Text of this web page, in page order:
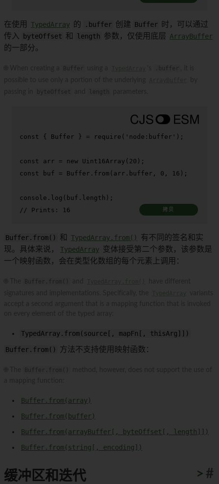
在使用 TypedArray 的 .buffer 创建 Buffer
时，可以通过
传入
byteOffset 和 length 参数，仅使用底层 ArrayBuffer
的一部分。
const { Buffer } = require ( 'node:buffer' );
const arr = new Uint16Array ( 20
const buf = Buffer . from (arr. buffer , 0 , 16 );
console . log (buf. length
// Prints: 16
拷贝
Buffer.from() 和 TypedArray.from()
有不同的签名和实
现。具体来说，
TypedArray 变体接受第二个参数，该参数是
一个映射函数，会在类型化数组的每个元素上调用：
TypedArray.from(source[, mapFn[, thisArg]])
Buffer.from() 方法不支持使用映射函数：
Buffer.from(array)
Buffer.from(buffer)
Buffer.from(arrayBuffer[, byteOffset[, length]])
Buffer.from(string[, encoding])
缓冲区和迭代 #
>